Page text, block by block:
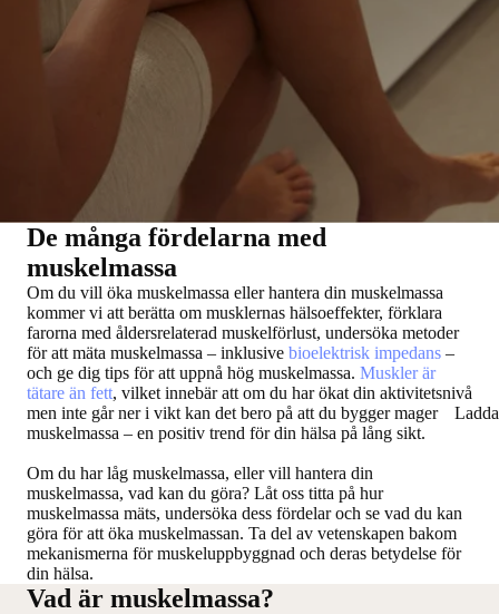
De många fördelarna med
muskelmassa
Om du vill öka muskelmassa eller hantera din muskelmassa
kommer vi att berätta om musklernas hälsoeffekter, förklara
farorna med åldersrelaterad muskelförlust, undersöka metoder
för att mäta muskelmassa – inklusive bioelektrisk impedans –
och ge dig tips för att uppnå hög muskelmassa. Muskler är
tätare än fett, vilket innebär att om du har ökat din aktivitetsnivå
men inte går ner i vikt kan det bero på att du bygger mager
muskelmassa – en positiv trend för din hälsa på lång sikt.
Om du har låg muskelmassa, eller vill hantera din
muskelmassa, vad kan du göra? Låt oss titta på hur
muskelmassa mäts, undersöka dess fördelar och se vad du kan
göra för att öka muskelmassan. Ta del av vetenskapen bakom
mekanismerna för muskeluppbyggnad och deras betydelse för
din hälsa.
Vad är muskelmassa?